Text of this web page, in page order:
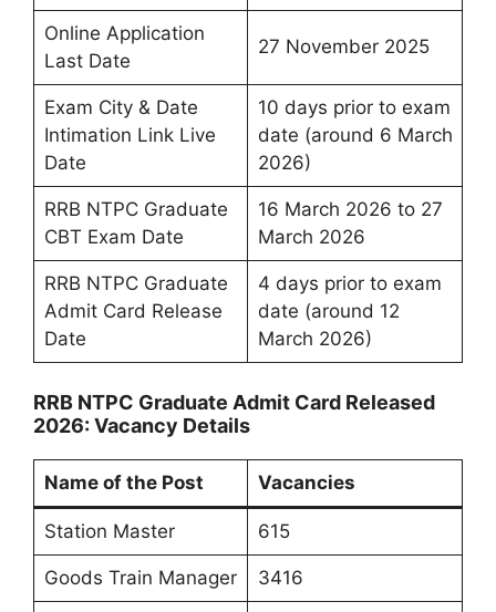
Online Application
Last Date
27 November 2025
Exam City & Date
Intimation Link Live
Date
10 days prior to exam
date (around 6 March
2026)
RRB NTPC Graduate
CBT Exam Date
16 March 2026 to 27
March 2026
RRB NTPC Graduate
Admit Card Release
Date
4 days prior to exam
date (around 12
March 2026)
RRB NTPC Graduate Admit Card Released
2026: Vacancy Details
Name of the Post Vacancies
Station Master 615
Goods Train Manager 3416